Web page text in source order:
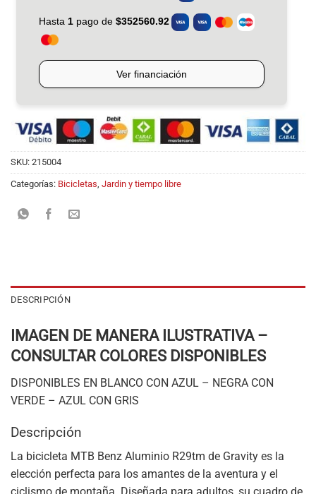
SKU: 215004
Categorías: Bicicletas Jardin y tiempo libre
DESCRIPCIÓN
IMAGEN DE MANERA ILUSTRATIVA –
CONSULTAR COLORES DISPONIBLES
DISPONIBLES EN BLANCO CON AZUL – NEGRA CON
VERDE – AZUL CON GRIS
Descripción
La bicicleta MTB Benz Aluminio R29tm de Gravity es la
elección perfecta para los amantes de la aventura y el